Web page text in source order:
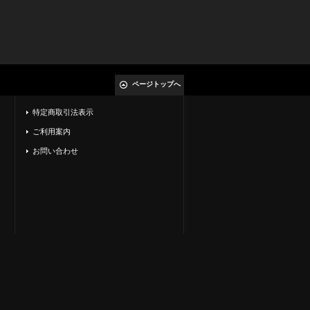
ページトップへ
特定商取引法表示
ご利用案内
お問い合わせ